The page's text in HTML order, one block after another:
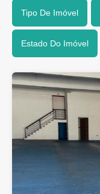
Tipo De Imóvel
Estado Do Imóvel